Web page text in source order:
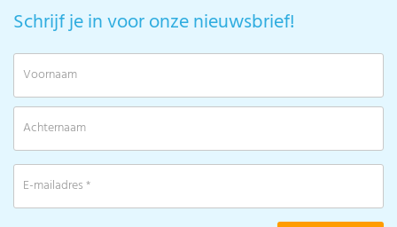
Schrijf je in voor onze nieuwsbrief!